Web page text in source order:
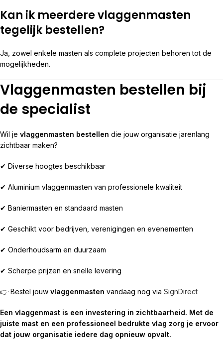
Kan ik meerdere vlaggenmasten
tegelijk bestellen?
Ja, zowel enkele masten als complete projecten behoren tot de
mogelijkheden.
Vlaggenmasten bestellen bij
de specialist
Wil je vlaggenmasten bestellen die jouw organisatie jarenlang
zichtbaar maken?
✔ Diverse hoogtes beschikbaar
✔ Aluminium vlaggenmasten van professionele kwaliteit
✔ Baniermasten en standaard masten
✔ Geschikt voor bedrijven, verenigingen en evenementen
✔ Onderhoudsarm en duurzaam
✔ Scherpe prijzen en snelle levering
👉 Bestel jouw vlaggenmasten vandaag nog via SignDirect
Een vlaggenmast is een investering in zichtbaarheid. Met de
juiste mast en een professioneel bedrukte vlag zorg je ervoor
dat jouw organisatie iedere dag opnieuw opvalt.